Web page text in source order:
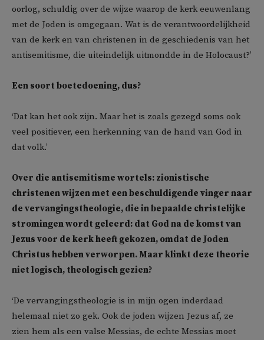
oorlog, schuldig over de wijze waarop de kerk eeuwenlang
met de Joden is omgegaan. Wat is de verantwoordelijkheid
van de kerk en van christenen in de geschiedenis van het
antisemitisme, die uiteindelijk uitmondde in de Holocaust?’
Een soort boetedoening, dus?
‘Dat kan het ook zijn. Maar het is zoals gezegd soms ook
veel positiever, een herkenning van de hand van God in
dat volk.’
Over die antisemitisme wortels: zionistische
christenen wijzen met een beschuldigende vinger naar
de vervangingstheologie, die in bepaalde christelijke
stromingen wordt geleerd: dat God na de komst van
Jezus voor de kerk heeft gekozen, omdat de Joden
Christus hebben verworpen. Maar klinkt deze theorie
niet logisch, theologisch gezien?
‘De vervangingstheologie is in mijn ogen inderdaad
helemaal niet zo gek. Ook de joden wijzen Jezus af, ze
zien hem als een valse Messias, de echte Messias moet